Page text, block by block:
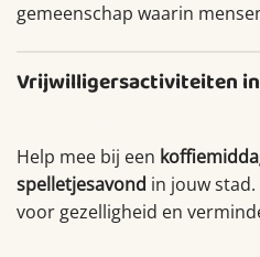
gemeenschap waarin
Vrijwilligersactiviteiten
Help mee bij een
spelletjesavond in jouw
voor gezelligheid en